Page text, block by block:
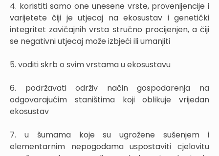
4. koristiti samo one unesene vrste, provenijencije i
varijetete čiji je utjecaj na ekosustav i genetički
integritet zavičajnih vrsta stručno procijenjen, a čiji
se negativni utjecaj može izbjeći ili umanjiti
5. voditi skrb o svim vrstama u ekosustavu
6. podržavati održiv način gospodarenja na
odgovarajućim staništima koji oblikuje vrijedan
ekosustav
7. u šumama koje su ugrožene sušenjem i
elementarnim nepogodama uspostaviti cjelovitu